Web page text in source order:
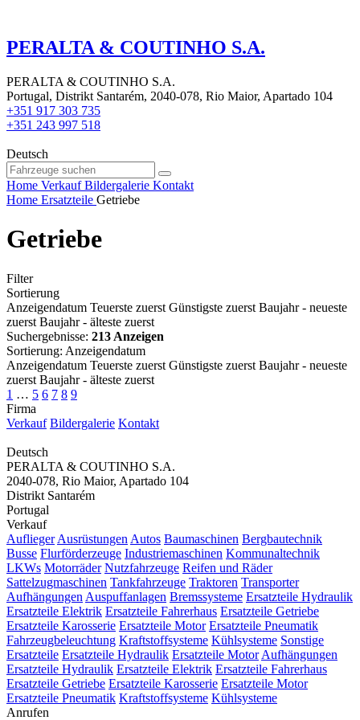
PERALTA & COUTINHO S.A.
PERALTA & COUTINHO S.A.
Portugal, Distrikt Santarém, 2040-078, Rio Maior, Apartado 104
+351 917 303 735
+351 243 997 518
Deutsch
Home Verkauf Bildergalerie Kontakt
Home Ersatzteile Getriebe
Getriebe
Filter
Sortierung
Anzeigendatum Teuerste zuerst Günstigste zuerst Baujahr - neueste
zuerst Baujahr - älteste zuerst
Suchergebnisse: 213 Anzeigen
Sortierung: Anzeigendatum
Anzeigendatum Teuerste zuerst Günstigste zuerst Baujahr - neueste
zuerst Baujahr - älteste zuerst
1 … 5 6 7 8 9
Firma
Verkauf Bildergalerie Kontakt
Deutsch
PERALTA & COUTINHO S.A.
2040-078, Rio Maior, Apartado 104
Distrikt Santarém
Portugal
Verkauf
Auflieger Ausrüstungen Autos Baumaschinen Bergbautechnik
Busse Flurförderzeuge Industriemaschinen Kommunaltechnik
LKWs Motorräder Nutzfahrzeuge Reifen und Räder
Sattelzugmaschinen Tankfahrzeuge Traktoren Transporter
Aufhängungen Auspuffanlagen Bremssysteme Ersatzteile Hydraulik
Ersatzteile Elektrik Ersatzteile Fahrerhaus Ersatzteile Getriebe
Ersatzteile Karosserie Ersatzteile Motor Ersatzteile Pneumatik
Fahrzeugbeleuchtung Kraftstoffsysteme Kühlsysteme Sonstige
Ersatzteile Ersatzteile Hydraulik Ersatzteile Motor Aufhängungen
Ersatzteile Hydraulik Ersatzteile Elektrik Ersatzteile Fahrerhaus
Ersatzteile Getriebe Ersatzteile Karosserie Ersatzteile Motor
Ersatzteile Pneumatik Kraftstoffsysteme Kühlsysteme
Anrufen